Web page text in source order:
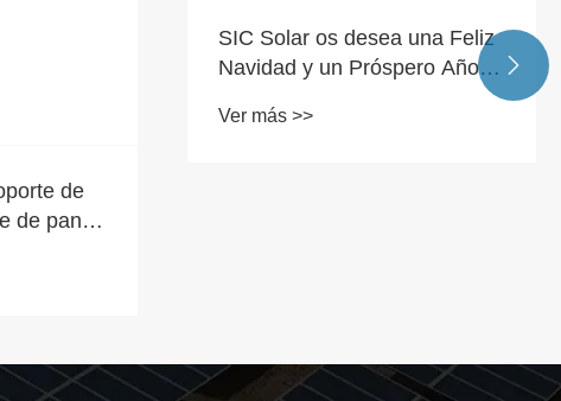
de
de panel
SIC Solar os desea una Feliz
Navidad y un Próspero Año
Ver más >>
